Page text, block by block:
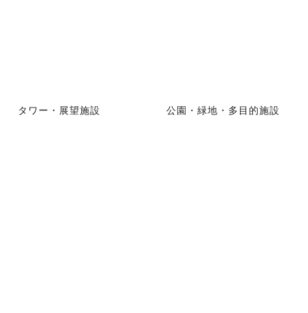
タワー・展望施設 公園・緑地・多目的施設